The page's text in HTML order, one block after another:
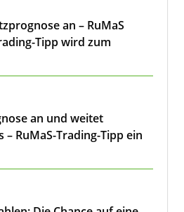
an – RuMaS
Tipp wird zum
an und weitet
RuMaS-Trading-Tipp ein